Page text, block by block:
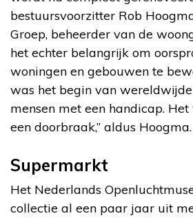
bestuursvoorzitter Rob
Groep, beheerder van de
het echter belangrijk om
woningen en gebouwen te
was het begin van
mensen met een handicap.
een doorbraak,” aldus Hoogma.
Supermarkt
Het Nederlands
collectie al een paar jaar uit